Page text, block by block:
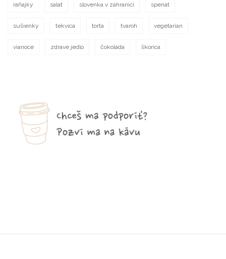
raňajky salat slovenka v zahranici spenat
sušienky tekvica torta tvaroh vegetarian
vianoce zdrave jedlo čokoláda škorica